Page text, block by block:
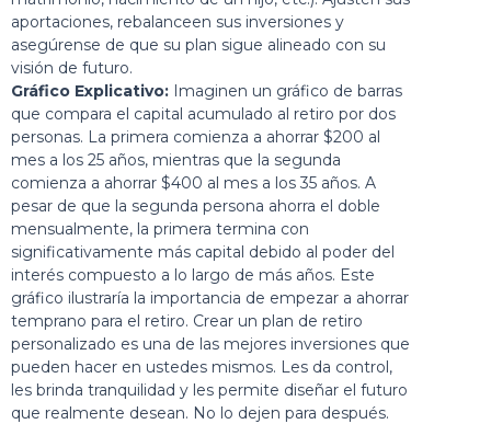
aportaciones, rebalanceen sus inversiones y
asegúrense de que su plan sigue alineado con su
visión de futuro.
Gráfico Explicativo: Imaginen un gráfico de barras
que compara el capital acumulado al retiro por dos
personas. La primera comienza a ahorrar $200 al
mes a los 25 años, mientras que la segunda
comienza a ahorrar $400 al mes a los 35 años. A
pesar de que la segunda persona ahorra el doble
mensualmente, la primera termina con
significativamente más capital debido al poder del
interés compuesto a lo largo de más años. Este
gráfico ilustraría la importancia de empezar a ahorrar
temprano para el retiro. Crear un plan de retiro
personalizado es una de las mejores inversiones que
pueden hacer en ustedes mismos. Les da control,
les brinda tranquilidad y les permite diseñar el futuro
que realmente desean. No lo dejen para después.